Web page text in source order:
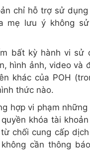
chỉ hỗ trợ sử
mẹ lưu ý không
bất kỳ hành vi sử
hình ảnh, video và
khác của POH
thức nào.
hợp vi phạm
khóa tài
chối cung cấp
cần thông